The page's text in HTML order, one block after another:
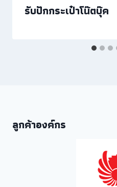
รับปักกระเป๋าโน๊ตบุ๊ค
ลูกค้าองค์กร